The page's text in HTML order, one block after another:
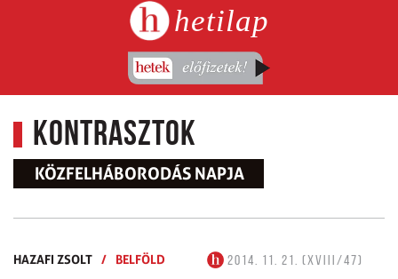
hetilap
Kontrasztok
KÖZFELHÁBORODÁS NAPJA
HAZAFI ZSOLT / BELFÖLD
2014. 11. 21. (XVIII/47)